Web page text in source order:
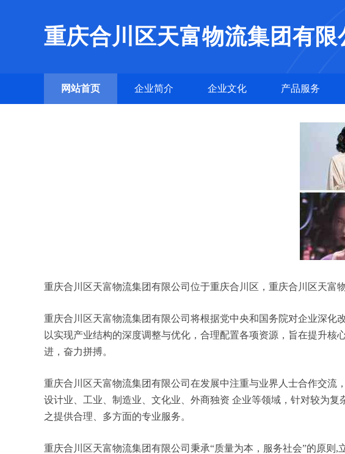
重庆合川区天富物流集团有限
网站首页 企业简介 企业文化 产品服务
重庆合川区天富物流集团有限公司位于重庆合川区，重庆合川区天富
重庆合川区天富物流集团有限公司将根据党中央和国务院对企业深化
以实现产业结构的深度调整与优化，合理配置各项资源，旨在提升
进，奋力拼搏。
重庆合川区天富物流集团有限公司在发展中注重与业界人士合作交流
设计业、工业、制造业、文化业、外商独资 企业等领域，针对较为
之提供合理、多方面的专业服务。
重庆合川区天富物流集团有限公司秉承“质量为本，服务社会”的原则